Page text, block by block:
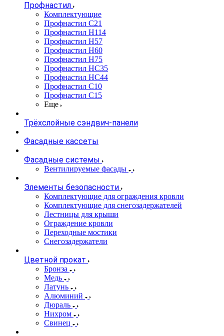
Профнастил
Комплектующие
Профнастил C21
Профнастил Н114
Профнастил Н57
Профнастил Н60
Профнастил Н75
Профнастил НС35
Профнастил НС44
Профнастил С10
Профнастил С15
Еще
Трёхслойные сэндвич-панели
Фасадные кассеты
Фасадные системы
Вентилируемые фасады
Элементы безопасности
Комплектующие для ограждения кровли
Комплектующие для снегозадержателей
Лестницы для крыши
Ограждение кровли
Переходные мостики
Снегозадержатели
Цветной прокат
Бронза
Медь
Латунь
Алюминий
Дюраль
Нихром
Свинец